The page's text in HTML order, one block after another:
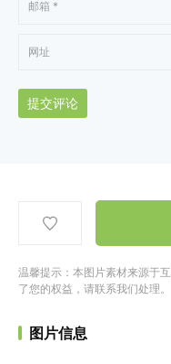
提交评论
温馨提示：本图片素材来源于
了您的权益，请联系我们处理。
图片信息